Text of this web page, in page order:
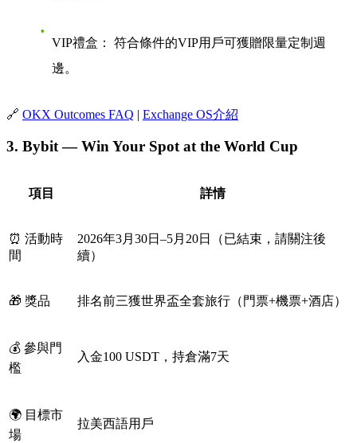
VIP禮盒：
符合條件的VIP用戶可獲贈限量定制週
邊。
🔗 OKX Outcomes FAQ | Exchange OS介紹
3. Bybit — Win Your Spot at the World Cup
項目 詳情
⏰ 活動時
間
2026年3月30日–5月20日（已結束，請關注後
續）
🎁 獎品 排名前三獲世界盃全套旅行（門票+機票+酒店）
💰 參與門
檻
入金100 USDT，持倉滿7天
🌍 目標市
場
拉美西語用戶